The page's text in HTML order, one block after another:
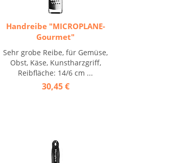
Handreibe "MICROPLANE-
Gourmet"
Sehr grobe Reibe, für Gemüse,
Obst, Käse, Kunstharzgriff,
Reibfläche: 14/6 cm ...
30,45 €